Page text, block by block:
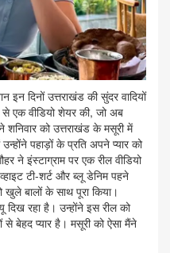
इन दिनों उत्तराखंड की सुंदर वादियों
एक वीडियो शेयर की, जो अब
शनिवार को उत्तराखंड के मसूरी में
पहाड़ों के प्रति अपने प्यार को
ने इंस्टाग्राम पर एक रील वीडियो
टी-शर्ट और ब्लू डेनिम पहने
बालों के साथ पूरा किया।
रहा है। उन्होंने इस रील को
बेहद प्यार है। मसूरी को ऐसा मैंने